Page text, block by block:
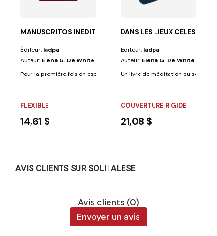
MANUSCRITOS INEDITOS
Éditeur: Iadpa
Auteur: Elena G. De White
Pour la première fois en espagnol, le recueil des manuscrits inédits
FLEXIBLE
14,61 $
DANS LES LIEUX CÉLESTES
Éditeur: Iadpa
Auteur: Elena G. De White
Un livre de méditation du soir
COUVERTURE RIGIDE
21,08 $
AVIS CLIENTS SUR SOLII ALESE
Avis clients (0)
Envoyer un avis